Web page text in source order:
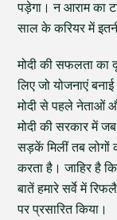
पड़ेगा। न आराम का
साल के करियर में
मोदी की सफलता का
लिए जो योजनाएं
मोदी से पहले नेताओं
मोदी की सरकार में
सड़कें मिलीं तब लोगों
करता है। जाहिर है
बातें हमारे सर्वे में
पर प्रसारित किया।